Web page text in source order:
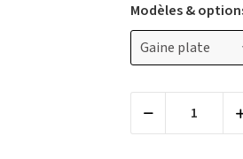
Modèles &